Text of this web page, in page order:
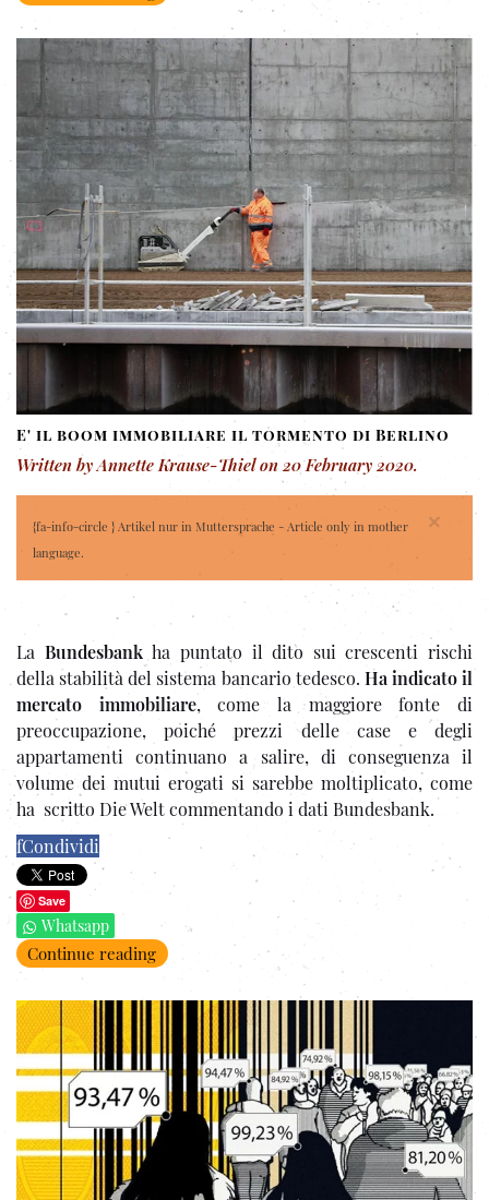
E' il boom immobiliare il tormento di Berlino
Written by Annette Krause-Thiel on20 February 2020.
×
{fa-info-circle } Artikel nur in Muttersprache - Article only in mother
language.
La Bundesbankha puntato il dito sui crescenti rischi
della stabilità del sistema bancario tedesco. Ha indicato il
mercato immobiliare, come la maggiore fonte di
preoccupazione, poiché prezzi delle case e degli
appartamenti continuano a salire, di conseguenza il
volume dei mutui erogati si sarebbe moltiplicato, come
ha scritto Die Welt commentando i dati Bundesbank.
fCondividi
Save
Whatsapp
Continue reading